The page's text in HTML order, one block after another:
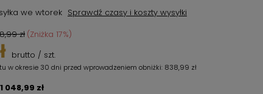
we wtorek Sprawdź czasy i koszty wysyłki
zł (Zniżka 17%)
brutto / szt.
w okresie 30 dni przed wprowadzeniem obniżki: 838,99 zł
1 048,99 zł